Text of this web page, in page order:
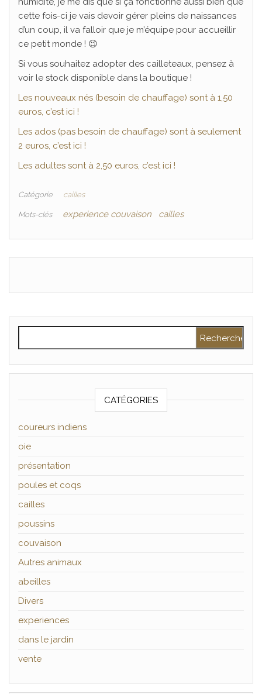
cette fois-ci je vais devoir gérer pleins de naissances
d’un coup, il va falloir que je m’équipe pour accueillir
ce petit monde ! 😉
Si vous souhaitez adopter des cailleteaux, pensez à
voir le stock disponible dans la boutique !
Les nouveaux nés (besoin de chauffage) sont à 1,50
euros, c’est ici !
Les ados (pas besoin de chauffage) sont à seulement
2 euros, c’est ici !
Les adultes sont à 2,50 euros, c’est ici !
Catégorie cailles
Mots-clés experience couvaison cailles
CATÉGORIES
coureurs indiens
oie
présentation
poules et coqs
cailles
poussins
couvaison
Autres animaux
abeilles
Divers
experiences
dans le jardin
vente